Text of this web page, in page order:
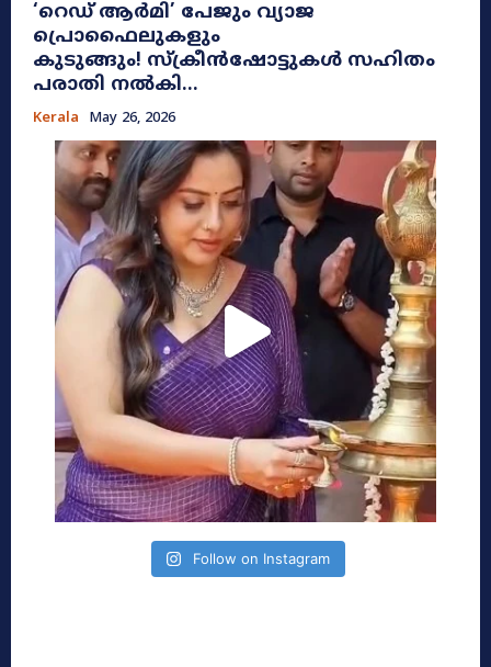
​‘റെഡ് ആർമി’ പേജും വ്യാജ
പ്രൊഫൈലുകളും
കുടുങ്ങും! സ്ക്രീൻഷോട്ടുകൾ സഹിതം
പരാതി നൽകി...
Kerala May 26, 2026
Follow on Instagram